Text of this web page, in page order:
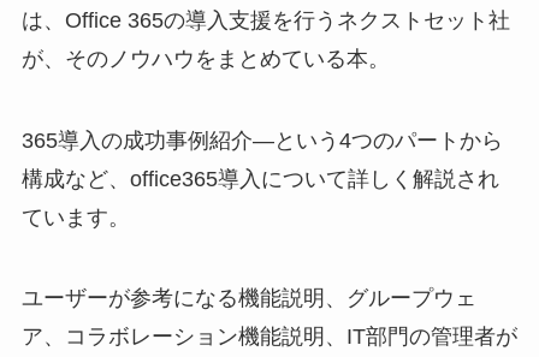
は、Office 365の導入支援を行うネクストセット社
が、そのノウハウをまとめている本。
365導入の成功事例紹介―という4つのパートから
構成など、office365導入について詳しく解説され
ています。
ユーザーが参考になる機能説明、グループウェ
ア、コラボレーション機能説明、IT部門の管理者が